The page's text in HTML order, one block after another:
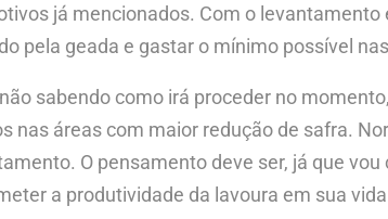
já mencionados. Com o
pela geada e gastar o mínimo possível
sabendo como irá proceder no
nas áreas com maior redução de safra.
O pensamento deve ser, já que
a produtividade da lavoura em sua